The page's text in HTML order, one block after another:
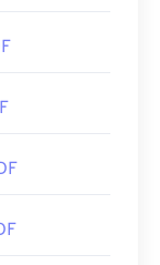
tetapi